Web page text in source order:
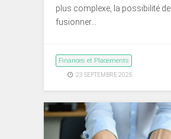
plus complexe, la possibilité de
fusionner…
Finances et Placements
23 SEPTEMBRE 2025